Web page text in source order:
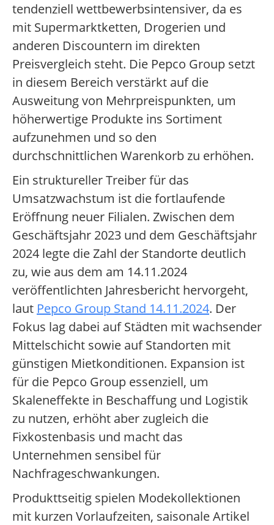
tendenziell wettbewerbsintensiver, da es
mit Supermarktketten, Drogerien und
anderen Discountern im direkten
Preisvergleich steht. Die Pepco Group setzt
in diesem Bereich verstärkt auf die
Ausweitung von Mehrpreispunkten, um
höherwertige Produkte ins Sortiment
aufzunehmen und so den
durchschnittlichen Warenkorb zu erhöhen.
Ein struktureller Treiber für das
Umsatzwachstum ist die fortlaufende
Eröffnung neuer Filialen. Zwischen dem
Geschäftsjahr 2023 und dem Geschäftsjahr
2024 legte die Zahl der Standorte deutlich
zu, wie aus dem am 14.11.2024
veröffentlichten Jahresbericht hervorgeht,
laut Pepco Group Stand 14.11.2024. Der
Fokus lag dabei auf Städten mit wachsender
Mittelschicht sowie auf Standorten mit
günstigen Mietkonditionen. Expansion ist
für die Pepco Group essenziell, um
Skaleneffekte in Beschaffung und Logistik
zu nutzen, erhöht aber zugleich die
Fixkostenbasis und macht das
Unternehmen sensibel für
Nachfrageschwankungen.
Produkttseitig spielen Modekollektionen
mit kurzen Vorlaufzeiten, saisonale Artikel